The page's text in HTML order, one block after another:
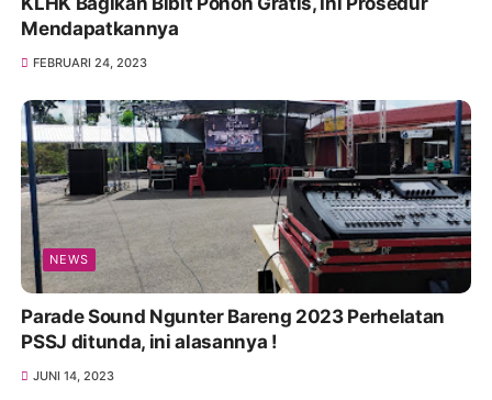
Mendapatkannya
FEBRUARI 24, 2023
NEWS
Parade Sound Ngunter Bareng 2023 Perhelatan
PSSJ ditunda, ini alasannya !
JUNI 14, 2023